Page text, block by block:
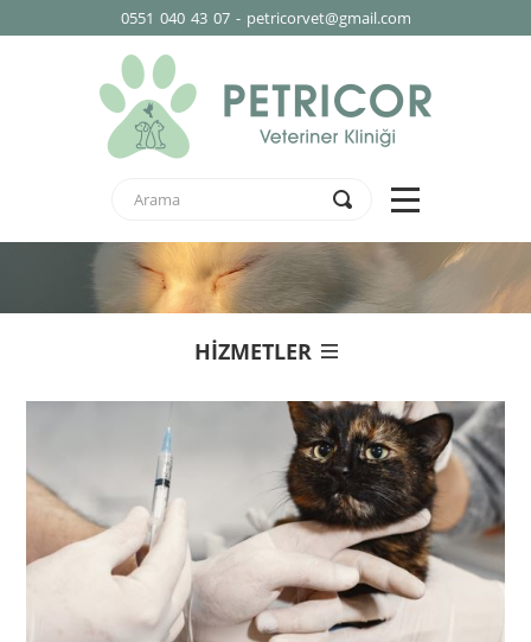
0551 040 43 07 - petricorvet@gmail.com
HİZMETLER